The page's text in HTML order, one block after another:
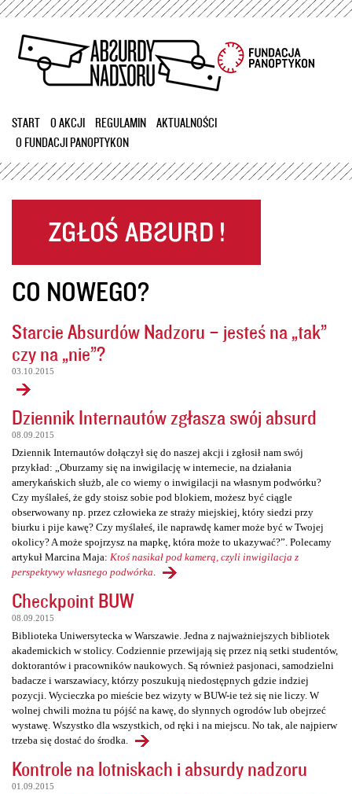
Przejdź
treści
START O AKCJI REGULAMIN
AKTUALNOŚCI
O FUNDACJI PANOPTYKON
CO NOWEGO?
Starcie Absurdów Nadzoru – jesteś na „tak”
czy na „nie”?
03.10.2015
Dziennik Internautów zgłasza swój absurd
08.09.2015
Dziennik Internautów dołączył się do naszej akcji i zgłosił nam swój
przykład: „Oburzamy się na inwigilację w internecie, na działania
amerykańskich służb, ale co wiemy o inwigilacji na własnym podwórku?
Czy myślałeś, że gdy stoisz sobie pod blokiem, możesz być ciągle
obserwowany np. przez człowieka ze straży miejskiej, który siedzi przy
biurku i pije kawę? Czy myślałeś, ile naprawdę kamer może być w Twojej
okolicy? A może spojrzysz na mapkę, która może to ukazywać?”. Polecamy
artykuł Marcina Maja: Ktoś nasikał pod kamerą, czyli inwigilacja z
perspektywy własnego podwórka
Checkpoint BUW
08.09.2015
Biblioteka Uniwersytecka w Warszawie. Jedna z najważniejszych bibliotek
akademickich w stolicy. Codziennie przewijają się przez nią setki studentów,
doktorantów i pracowników naukowych. Są również pasjonaci, samodzielni
badacze i warszawiacy, którzy poszukują niedostępnych gdzie indziej
pozycji. Wycieczka po mieście bez wizyty w BUW-ie też się nie liczy. W
wolnej chwili można tu pójść na kawę, do słynnych ogrodów lub obejrzeć
wystawę. Wszystko dla wszystkich, od ręki i na miejscu. No tak, ale najpierw
trzeba się dostać do środka.
Kontrole na lotniskach i absurdy nadzoru
01.09.2015